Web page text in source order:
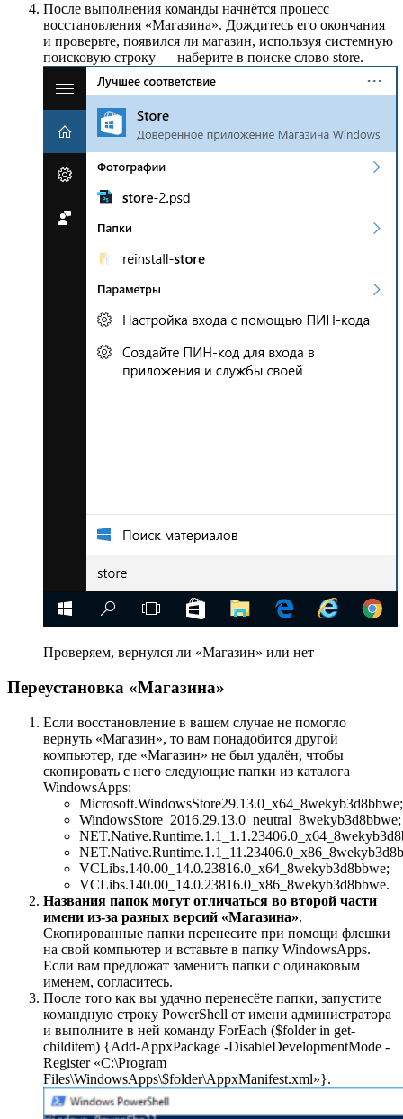
После выполнения команды начнётся процесс
восстановления «Магазина». Дождитесь его окончания
и проверьте, появился ли магазин, используя системную
поисковую строку — наберите в поиске слово store.
Проверяем, вернулся ли «Магазин» или нет
Переустановка «Магазина»
Если восстановление в вашем случае не помогло
вернуть «Магазин», то вам понадобится другой
компьютер, где «Магазин» не был удалён, чтобы
скопировать с него следующие папки из каталога
WindowsApps:
Microsoft.WindowsStore29.13.0_x64_8wekyb3d8bbwe;
WindowsStore_2016.29.13.0_neutral_8wekyb3d8bbwe;
VCLibs.140.00_14.0.23816.0_x64_8wekyb3d8bbwe;
VCLibs.140.00_14.0.23816.0_x86_8wekyb3d8bbwe.
Названия папок могут отличаться во второй части
имени из-за разных версий «Магазина».
Скопированные папки перенесите при помощи флешки
на свой компьютер и вставьте в папку WindowsApps.
Если вам предложат заменить папки с одинаковым
именем, согласитесь.
После того как вы удачно перенесёте папки, запустите
командную строку PowerShell от имени администратора
и выполните в ней команду ForEach ($folder in get-
childitem) {Add-AppxPackage -DisableDevelopmentMode -
Register «C:\Program
Files\WindowsApps\$folder\AppxManifest.xml»}.